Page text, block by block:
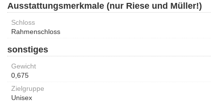
Ausstattungsmerkmale (nur Riese und Müller!)
Schloss
Rahmenschloss
sonstiges
Gewicht
0,675
Zielgruppe
Unisex